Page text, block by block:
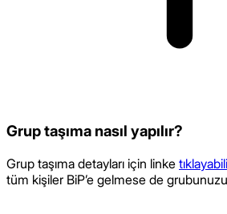
Grup taşıma nasıl yapılır?
Grup taşıma detayları için linke
tüm kişiler BiP’e gelmese de